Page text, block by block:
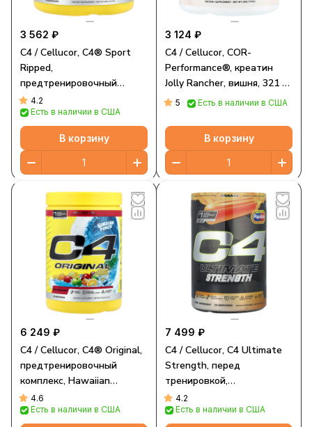
3 562 ₽
C4 / Cellucor, C4® Sport
Ripped,
предтренировочный
комплекс, со вкусом
вишни, 266 г (9,4 унции)
4.2
Есть в наличии в США
В корзину
3 124 ₽
C4 / Cellucor, COR-
Performance®, креатин
Jolly Rancher, вишня, 321 г
(11,3 унции)
5 Есть в наличии в США
В корзину
6 249 ₽
C4 / Cellucor, C4® Original,
предтренировочный
комплекс, Hawaiian
Punch® Fruit Juicy Red™,
450 г (15,9 унции)
4.6
Есть в наличии в США
7 499 ₽
C4 / Cellucor, C4 Ultimate
Strength, перед
тренировкой,
апельсиновое эскимо, 574
г (1,26 фунта)
4.2
Есть в наличии в США